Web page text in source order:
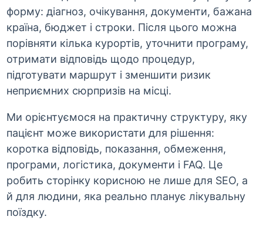
форму: діагноз, очікування, документи, бажана
країна, бюджет і строки. Після цього можна
порівняти кілька курортів, уточнити програму,
отримати відповідь щодо процедур,
підготувати маршрут і зменшити ризик
неприємних сюрпризів на місці.
Ми орієнтуємося на практичну структуру, яку
пацієнт може використати для рішення:
коротка відповідь, показання, обмеження,
програми, логістика, документи і FAQ. Це
робить сторінку корисною не лише для SEO, а
й для людини, яка реально планує лікувальну
поїздку.